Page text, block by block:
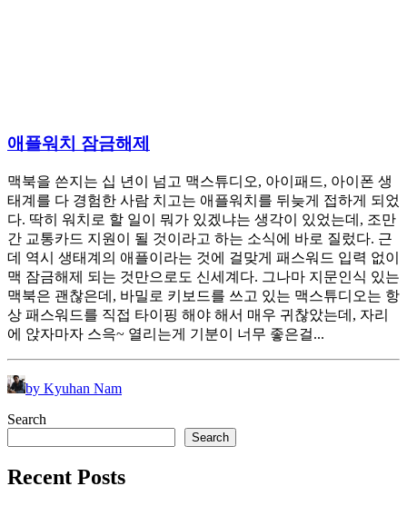
애플워치 잠금해제
맥북을 쓴지는 십 년이 넘고 맥스튜디오, 아이패드, 아이폰 생
태계를 다 경험한 사람 치고는 애플워치를 뒤늦게 접하게 되었
다. 딱히 워치로 할 일이 뭐가 있겠냐는 생각이 있었는데, 조만
간 교통카드 지원이 될 것이라고 하는 소식에 바로 질렀다. 근
데 역시 생태계의 애플이라는 것에 걸맞게 패스워드 입력 없이
맥 잠금해제 되는 것만으로도 신세계다. 그나마 지문인식 있는
맥북은 괜찮은데, 바밀로 키보드를 쓰고 있는 맥스튜디오는 항
상 패스워드를 직접 타이핑 해야 해서 매우 귀찮았는데, 자리
에 앉자마자 스윽~ 열리는게 기분이 너무 좋은걸...
by Kyuhan Nam
Search
Search
Recent Posts